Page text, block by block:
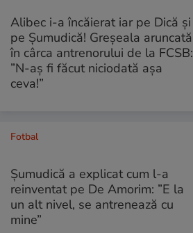
Alibec i-a încăierat iar pe Dică și
pe Șumudică! Greșeala aruncată
în cârca antrenorului de la FCSB:
”N-aș fi făcut niciodată așa
ceva!”
Fotbal
Șumudică a explicat cum l-a
reinventat pe De Amorim: ”E la
un alt nivel, se antrenează cu
mine”